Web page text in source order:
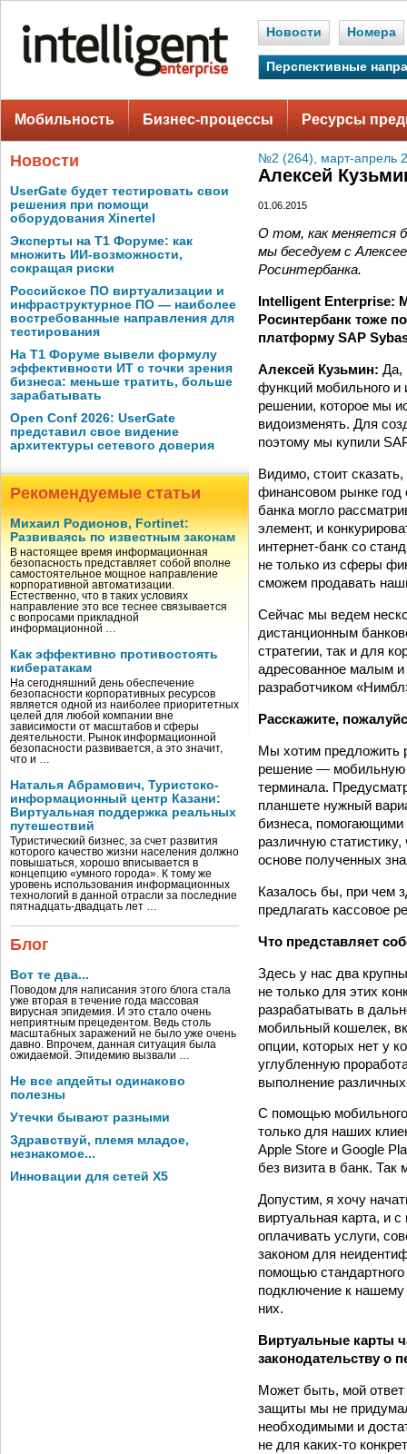
Новости Номера
Перспективные
Мобильность Бизнес-процессы Ресурсы
Новости
UserGate будет тестировать свои
решения при помощи
оборудования Xinertel
Эксперты на Т1 Форуме: как
множить ИИ-возможности,
сокращая риски
Российское ПО виртуализации и
инфраструктурное ПО — наиболее
востребованные направления для
тестирования
На Т1 Форуме вывели формулу
эффективности ИТ с точки зрения
бизнеса: меньше тратить, больше
зарабатывать
Open Conf 2026: UserGate
представил свое видение
архитектуры сетевого доверия
Рекомендуемые статьи
Михаил Родионов, Fortinet:
Развиваясь по известным законам
В настоящее время информационная
безопасность представляет собой вполне
самостоятельное мощное направление
корпоративной автоматизации.
Естественно, что в таких условиях
направление это все теснее связывается
с вопросами прикладной
информационной …
Как эффективно противостоять
кибератакам
На сегодняшний день обеспечение
безопасности корпоративных ресурсов
является одной из наиболее приоритетных
целей для любой компании вне
зависимости от масштабов и сферы
деятельности. Рынок информационной
безопасности развивается, а это значит,
что и …
Наталья Абрамович, Туристско-
информационный центр Казани:
Виртуальная поддержка реальных
путешествий
Туристический бизнес, за счет развития
которого качество жизни населения должно
повышаться, хорошо вписывается в
концепцию «умного города». К тому же
уровень использования информационных
технологий в данной отрасли за последние
пятнадцать-двадцать лет …
Блог
Вот те два...
Поводом для написания этого блога стала
уже вторая в течение года массовая
вирусная эпидемия. И это стало очень
неприятным прецедентом. Ведь столь
масштабных заражений не было уже очень
давно. Впрочем, данная ситуация была
ожидаемой. Эпидемию вызвали …
Не все апдейты одинаково
полезны
Утечки бывают разными
Здравствуй, племя младое,
незнакомое...
Инновации для сетей X5
№2 (264), март-апрель
Алексей
01.06.2015
О том, как меняется
мы беседуем с
Росинтербанка.
Intelligent Enterprise:
Росинтербанк тоже
платформу SAP
Алексей Кузьмин: Да,
функций мобильного и
решении, которое мы
видоизменять. Для
поэтому мы купили
Видимо, стоит
финансовом рынке год
банка могло
элемент, и
интернет-­банк со
не только из сферы
сможем продавать
Сейчас мы ведем
дистанционным
стратегии, так и для
адресованное малым
разработчиком
Расскажите,
Мы хотим предложить
решение — мобильную
терминала.
планшете нужный
бизнеса, помогающими
различную
основе полученных
Казалось бы, при чем
предлагать кассовое
Что представляет
Здесь у нас два
не только для этих
разрабатывать в
мобильный кошелек,
опции, которых нет у
углубленную
выполнение
С помощью
только для наших
Apple Store и Google
без визита в банк.
Допустим, я хочу
виртуальная карта, и
оплачивать услуги,
законом для
помощью
подключение к нашему
них.
Виртуальные карты
законодательству о
Может быть, мой ответ
защиты мы не
необходимыми и
не для каких-­то